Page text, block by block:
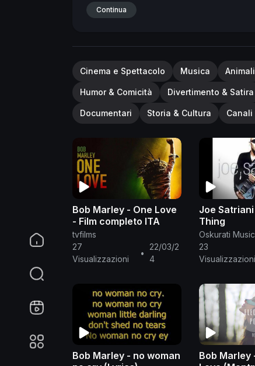
Continua
Cinema e Spettacolo Musica
Humor & Comicità Divertimento & Satira
Documentari Storia & Cultura Canali
Bob Marley - One Love
- Film completo ITA
tvfilms
27
Visualizzazioni
•
22/03/2
4
Joe
Thing
Oskurati
23
Visualizzazioni
Bob Marley - no woman
Bob Marley